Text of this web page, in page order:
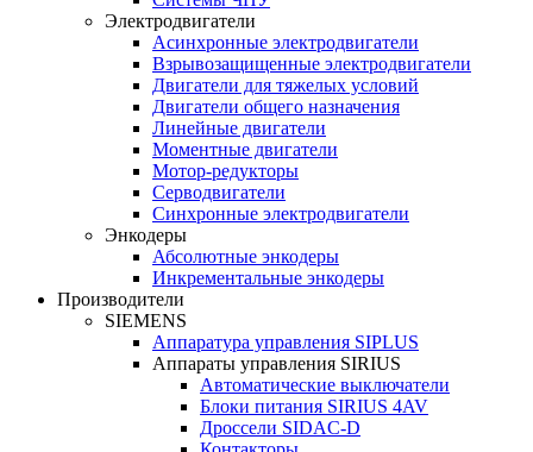
Электродвигатели
Асинхронные электродвигатели
Взрывозащищенные электродвигатели
Двигатели для тяжелых условий
Двигатели общего назначения
Линейные двигатели
Моментные двигатели
Мотор-редукторы
Серводвигатели
Синхронные электродвигатели
Энкодеры
Абсолютные энкодеры
Инкрементальные энкодеры
Производители
SIEMENS
Аппаратура управления SIPLUS
Аппараты управления SIRIUS
Автоматические выключатели
Блоки питания SIRIUS 4AV
Дроссели SIDAC-D